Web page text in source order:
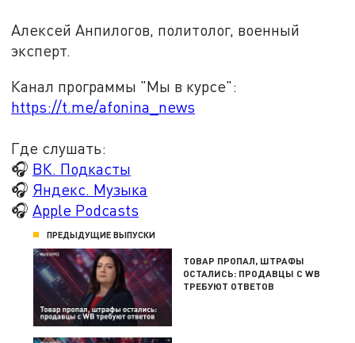
Алексей Анпилогов, политолог, военный
эксперт.
Канал программы "Мы в курсе":
https://t.me/afonina_news
Где слушать:
🎧 ВК. Подкасты
🎧 Яндекс. Музыка
🎧Apple Podcasts
ПРЕДЫДУЩИЕ ВЫПУСКИ
ТОВАР ПРОПАЛ, ШТРАФЫ
ОСТАЛИСЬ: ПРОДАВЦЫ С WB
ТРЕБУЮТ ОТВЕТОВ